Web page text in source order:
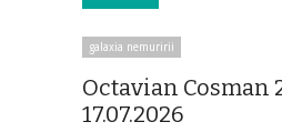
galaxia nemuririi
Octavian Cosman
17.07.2026